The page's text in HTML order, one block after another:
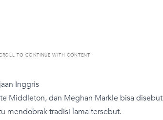
TO CONTINUE WITH CONTENT
Inggris
Middleton, dan Meghan Markle bisa disebut
mendobrak tradisi lama tersebut.